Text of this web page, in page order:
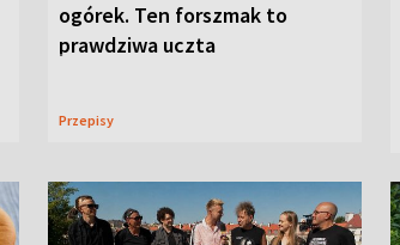
ogórek. Ten forszmak to
prawdziwa uczta
Przepisy